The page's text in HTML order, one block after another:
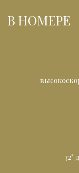
В НОМЕРЕ
32"